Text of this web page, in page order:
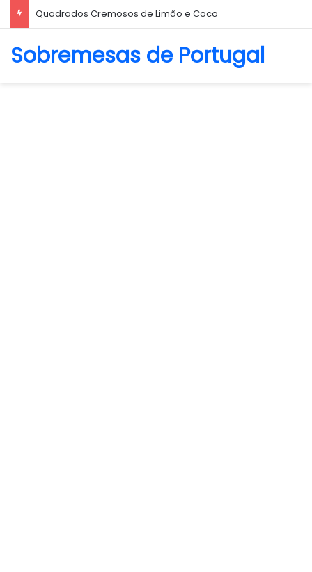
Biscoito Amanteigado
Sobremesas de Portugal